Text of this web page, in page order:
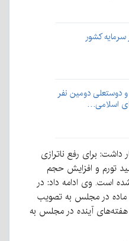
کشور
دوستعلی دومین نفر
اسلامی…
داشت: برای رفع ناترازی
تورم و افزایش حجم
است. وی ادامه داد: در
ماده در مجلس به تصویب
آینده در مجلس به